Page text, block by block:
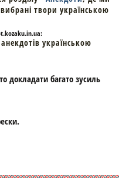
твори українською
українською
докладати багато зусиль